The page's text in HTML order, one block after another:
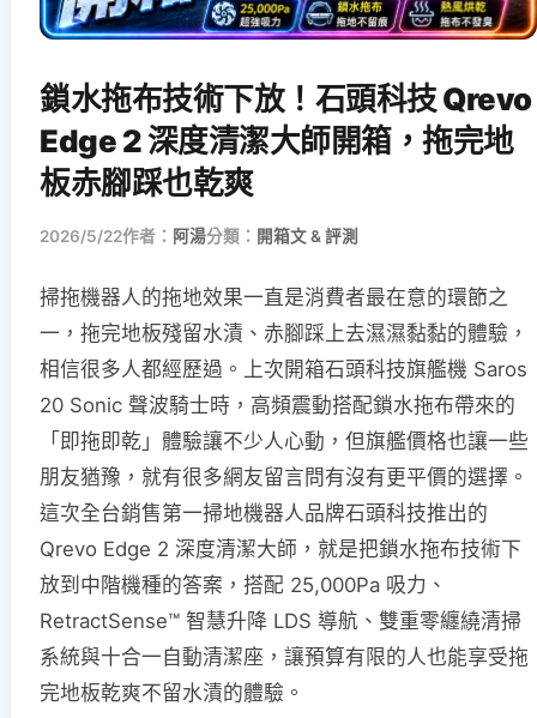
鎖水拖布技術下放！石頭科技 Qrevo
Edge 2 深度清潔大師開箱，拖完地
板赤腳踩也乾爽
2026/5/22作者： 阿湯分類： 開箱文 & 評測
掃拖機器人的拖地效果一直是消費者最在意的環節之
一，拖完地板殘留水漬、赤腳踩上去濕濕黏黏的體驗，
相信很多人都經歷過。上次開箱石頭科技旗艦機 Saros
20 Sonic 聲波騎士時，高頻震動搭配鎖水拖布帶來的
「即拖即乾」體驗讓不少人心動，但旗艦價格也讓一些
朋友猶豫，就有很多網友留言問有沒有更平價的選擇。
這次全台銷售第一掃地機器人品牌石頭科技推出的
Qrevo Edge 2 深度清潔大師，就是把鎖水拖布技術下
放到中階機種的答案，搭配 25,000Pa 吸力、
RetractSense™ 智慧升降 LDS 導航、雙重零纏繞清掃
系統與十合一自動清潔座，讓預算有限的人也能享受拖
完地板乾爽不留水漬的體驗。